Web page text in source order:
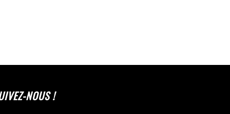
NOUS !